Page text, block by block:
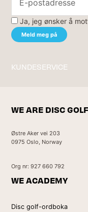
Ja, jeg ønsker å
KUNDESERVICE
WE ARE DISC GOLF
Østre Aker vei 203
0975 Oslo, Norway
Org nr: 927 660 792
WE ACADEMY
Disc golf-ordboka